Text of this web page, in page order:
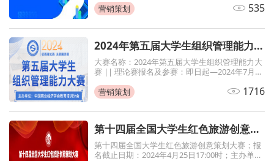
展格局提高公共安全治理水平完善社会治理体系
的要
营销策划 535
2024年第五届大学生组织管理能力大赛，赛前有模拟
大赛名称：2024年第五届大学生组织管理能力大
赛 || 理论赛报名及参赛：即日起—2024年7月20
营销策划
1716
第十四届全国大学生红色旅游创意策划大赛
第十四届全国大学生红色旅游创意策划大赛；报
名截止日期：2024年4月25日17:00时；主办单